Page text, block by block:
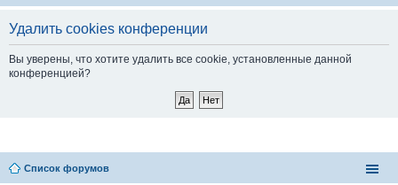
Удалить cookies конференции
Вы уверены, что хотите удалить все cookie, установленные данной
конференцией?
Список форумов